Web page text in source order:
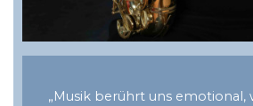
„Musik berührt uns emotional,